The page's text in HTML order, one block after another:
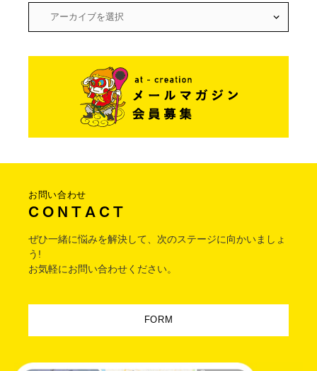
お問い合わせ
C O N T A C T
ぜひ一緒に悩みを解決して、次のステージに向かいましょ
う!
お気軽にお問い合わせください。
FORM